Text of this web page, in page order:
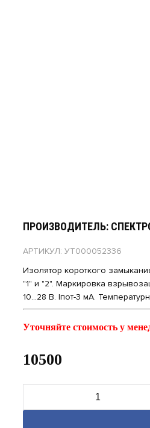
ПРОИЗВОДИТЕЛЬ:
АРТИКУЛ: УТ000052336
Изолятор короткого
"1" и "2". Маркировка
10...28 В. Iпот-3 мА.
Уточняйте стоимость у
10500